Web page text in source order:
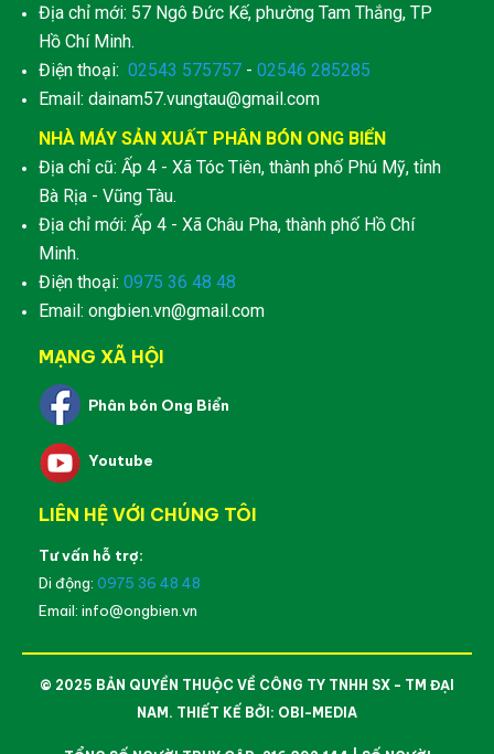
Địa chỉ mới: 57 Ngô Đức Kế, phường Tam Thắng, TP
Hồ Chí Minh.
Điện thoại: 02543 575757 - 02546 285285
Email: dainam57.vungtau@gmail.com
NHÀ MÁY SẢN XUẤT PHÂN BÓN ONG BIỂN
Địa chỉ cũ: Ấp 4 - Xã Tóc Tiên, thành phố Phú Mỹ, tỉnh
Bà Rịa - Vũng Tàu.
Địa chỉ mới: Ấp 4 - Xã Châu Pha, thành phố Hồ Chí
Minh.
Điện thoại: 0975 36 48 48
Email: ongbien.vn@gmail.com
MẠNG XÃ HỘI
Phân bón Ong Biển
Youtube
LIÊN HỆ VỚI CHÚNG TÔI
Tư vấn hỗ trợ:
Di động: 0975 36 48 48
Email: info@ongbien.vn
© 2025 BẢN QUYỀN THUỘC VỀ CÔNG TY TNHH SX - TM ĐẠI
NAM. THIẾT KẾ BỞI: OBI-MEDIA